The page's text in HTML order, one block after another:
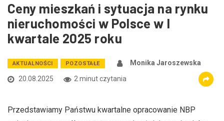
Odnośniki
format_underlined
Podkreślanie odnośników
font_download
cached accessibility
Ceny mieszkań i sytuacja na rynku
nieruchomości w Polsce w I
kwartale 2025 roku
AKTUALNOŚCI POZOSTAŁE
Monika Jaroszewska
20.08.2025
2 minut czytania
Przedstawiamy Państwu kwartalne opracowanie NBP